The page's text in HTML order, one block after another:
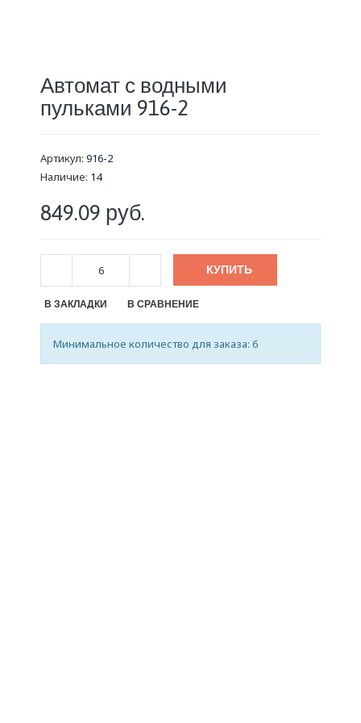
Автомат с водными
пульками 916-2
Артикул: 916-2
Наличие: 14
849.09 руб.
КУПИТЬ
В ЗАКЛАДКИ В СРАВНЕНИЕ
Минимальное количество для заказа: 6